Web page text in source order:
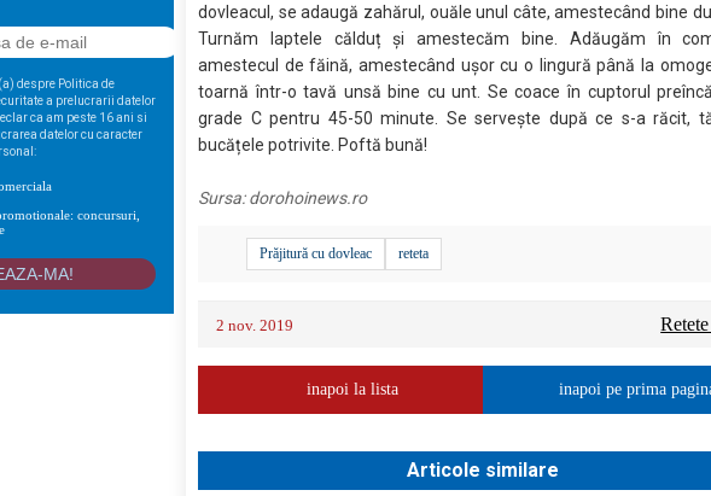
despre Politica de
a prelucrarii datelor
ca am peste 16 ani si
datelor cu caracter
concursuri,
dovleacul, se adaugă zahărul, ouăle unul câte, amestecând bine
Turnăm laptele călduț și amestecăm bine. Adăugăm în
amestecul de făină, amestecând ușor cu o lingură până la
toarnă într-o tavă unsă bine cu unt. Se coace în cuptorul
grade C pentru 45-50 minute. Se servește după ce s-a răcit,
bucățele potrivite. Poftă bună!
Sursa:dorohoinews.ro
Prăjitură cu dovleac reteta
2 nov. 2019
inapoi la lista inapoi pe prima
Articole similare